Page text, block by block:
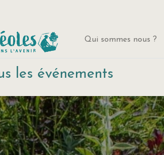
Qui sommes nous ?
les événements